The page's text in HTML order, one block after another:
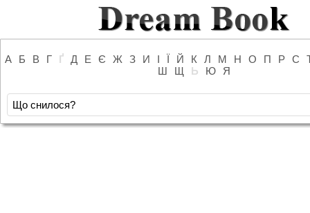
А Б В Г Ґ Д Е Є Ж З И І Ї Й К Л М Н О П Р С
Ш
Щ Ь Ю Я